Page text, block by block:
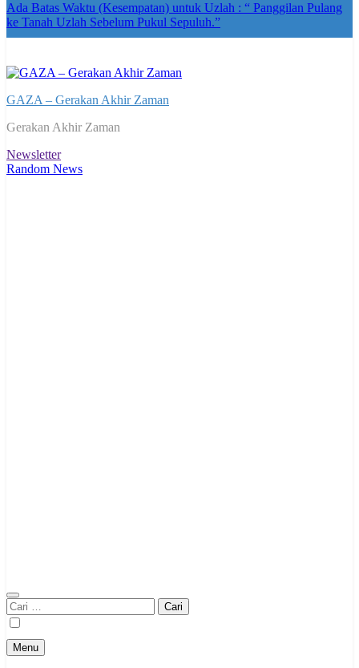
Ada Batas Waktu (Kesempatan) untuk Uzlah : “ Panggilan Pulang
ke Tanah Uzlah Sebelum Pukul Sepuluh.”
GAZA – Gerakan Akhir Zaman
Gerakan Akhir Zaman
Newsletter
Random News
Cari
untuk:
Menu